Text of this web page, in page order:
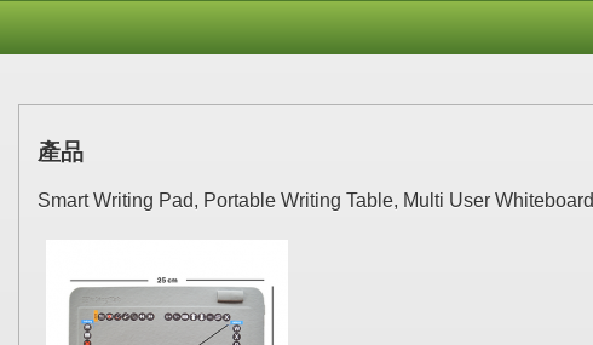
產品
Smart Writing Pad, Portable Writing Table, Multi User Whiteboard